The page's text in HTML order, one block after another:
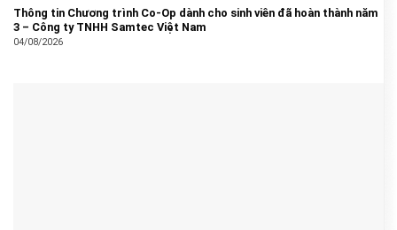
Thông tin Chương trình Co-Op dành cho sinh viên đã hoàn thành năm
3 – Công ty TNHH Samtec Việt Nam
04/08/2026